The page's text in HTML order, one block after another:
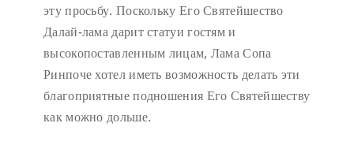
эту просьбу. Поскольку Его Святейшество
Далай-лама дарит статуи гостям и
высокопоставленным лицам, Лама Сопа
Ринпоче хотел иметь возможность делать эти
благоприятные подношения Его Святейшеству
как можно дольше.